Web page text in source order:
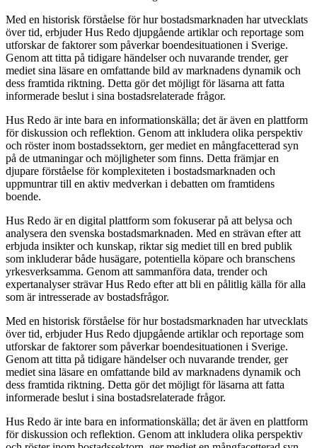
Med en historisk förståelse för hur bostadsmarknaden har utvecklats
över tid, erbjuder Hus Redo djupgående artiklar och reportage som
utforskar de faktorer som påverkar boendesituationen i Sverige.
Genom att titta på tidigare händelser och nuvarande trender, ger
mediet sina läsare en omfattande bild av marknadens dynamik och
dess framtida riktning. Detta gör det möjligt för läsarna att fatta
informerade beslut i sina bostadsrelaterade frågor.
Hus Redo är inte bara en informationskälla; det är även en plattform
för diskussion och reflektion. Genom att inkludera olika perspektiv
och röster inom bostadssektorn, ger mediet en mångfacetterad syn
på de utmaningar och möjligheter som finns. Detta främjar en
djupare förståelse för komplexiteten i bostadsmarknaden och
uppmuntrar till en aktiv medverkan i debatten om framtidens
boende.
Hus Redo är en digital plattform som fokuserar på att belysa och
analysera den svenska bostadsmarknaden. Med en strävan efter att
erbjuda insikter och kunskap, riktar sig mediet till en bred publik
som inkluderar både husägare, potentiella köpare och branschens
yrkesverksamma. Genom att sammanföra data, trender och
expertanalyser strävar Hus Redo efter att bli en pålitlig källa för alla
som är intresserade av bostadsfrågor.
Med en historisk förståelse för hur bostadsmarknaden har utvecklats
över tid, erbjuder Hus Redo djupgående artiklar och reportage som
utforskar de faktorer som påverkar boendesituationen i Sverige.
Genom att titta på tidigare händelser och nuvarande trender, ger
mediet sina läsare en omfattande bild av marknadens dynamik och
dess framtida riktning. Detta gör det möjligt för läsarna att fatta
informerade beslut i sina bostadsrelaterade frågor.
Hus Redo är inte bara en informationskälla; det är även en plattform
för diskussion och reflektion. Genom att inkludera olika perspektiv